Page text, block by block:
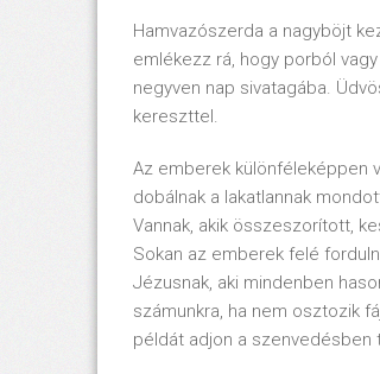
Hamvazószerda a nagyböjt
emlékezz rá, hogy porból
negyven nap sivatagába.
kereszttel.
Az emberek különféleképpen
dobálnak a lakatlannak
Vannak, akik összeszorított,
Sokan az emberek felé
Jézusnak, aki mindenben
számunkra, ha nem osztozik
példát adjon a szenvedésben